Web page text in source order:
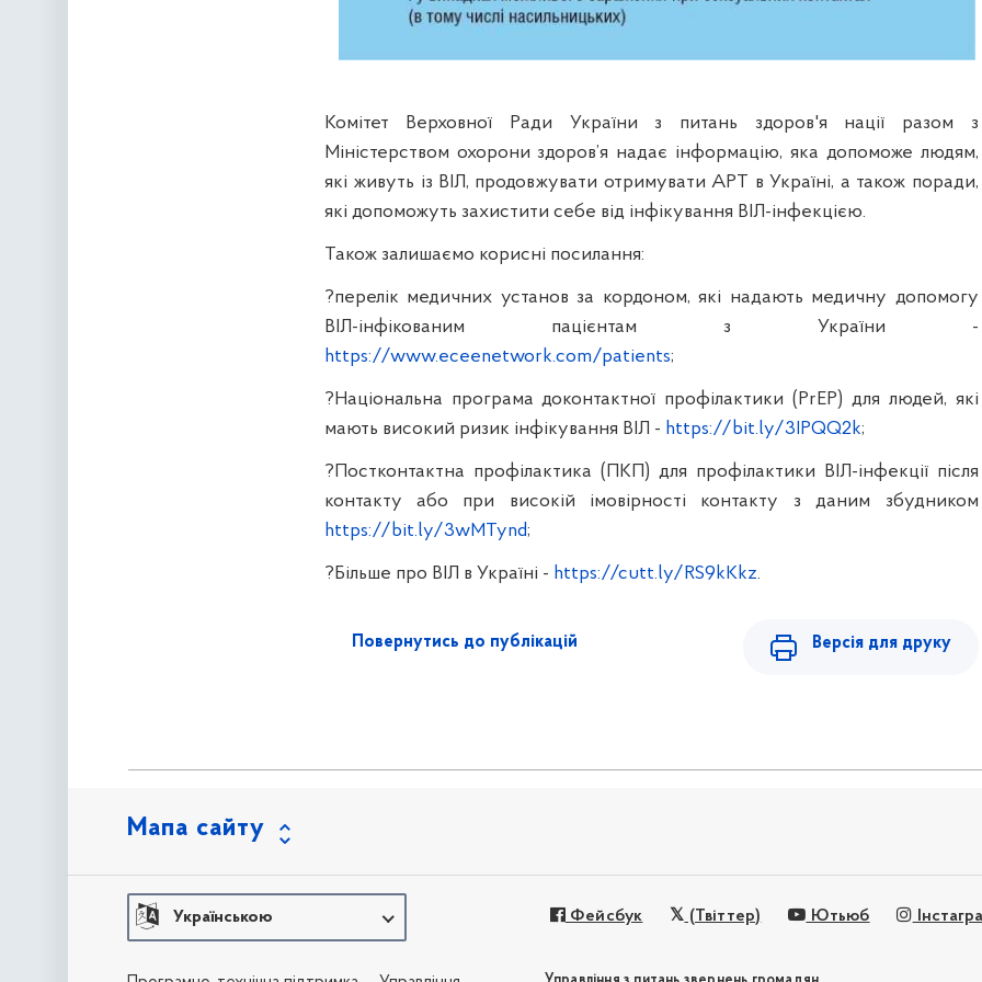
Комітет Верховної Ради України з питань здоров'я нації разом з
Міністерством охорони здоров’я надає інформацію, яка допоможе людям,
які живуть із ВІЛ, продовжувати отримувати АРТ в Україні, а також поради,
які допоможуть захистити себе від інфікування ВІЛ-інфекцією.
Також залишаємо корисні посилання:
?перелік медичних установ за кордоном, які надають медичну допомогу
ВІЛ-інфікованим пацієнтам з України -
https://www.eceenetwork.com/patients;
?Національна програма доконтактної профілактики (PrEP) для людей, які
мають високий ризик інфікування ВІЛ - https://bit.ly/3IPQQ2k;
?Постконтактна профілактика (ПКП) для профілактики ВІЛ-інфекції після
контакту або при високій імовірності контакту з даним збудником
https://bit.ly/3wMTynd;
?Більше про ВІЛ в Україні - https://cutt.ly/RS9kKkz.
Повернутись до публікацій Версія для друку
Мапа сайту
Українською Фейсбук (Твіттер) Ютьюб